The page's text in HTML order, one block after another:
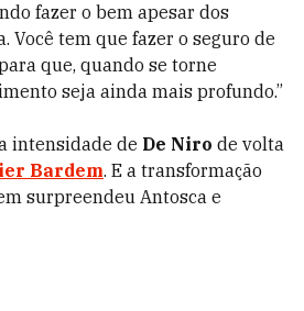
fazer o bem apesar dos
Você tem que fazer o seguro de
que, quando se torne
seja ainda mais profundo.”
intensidade de De Niro de volta
Bardem. E a transformação
surpreendeu Antosca e